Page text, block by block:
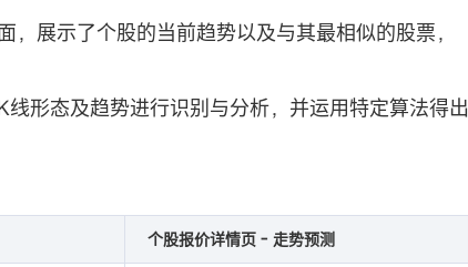
，展示了个股的当前趋势以及与其最相似的股票，
形态及趋势进行识别与分析，并运用特定算法得出
个股报价详情页 - 走势预测